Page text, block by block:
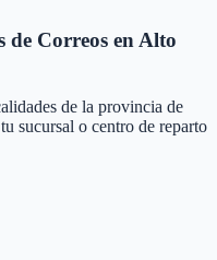
de Correos en Alto
de la provincia de
sucursal o centro de reparto